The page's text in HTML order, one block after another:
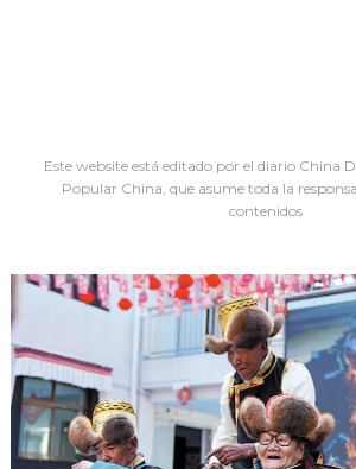
Este website está editado por el diario China
Popular China, que asume toda la
contenidos